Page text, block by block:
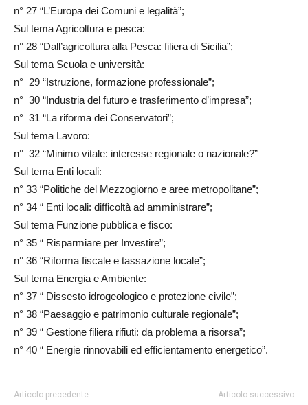
n° 27 “L’Europa dei Comuni e legalità”;
Sul tema Agricoltura e pesca:
n° 28 “Dall’agricoltura alla Pesca: filiera di Sicilia”;
Sul tema Scuola e università:
n° 29 “Istruzione, formazione professionale”;
n° 30 “Industria del futuro e trasferimento d’impresa”;
n° 31 “La riforma dei Conservatori”;
Sul tema Lavoro:
n° 32 “Minimo vitale: interesse regionale o nazionale?”
Sul tema Enti locali:
n° 33 “Politiche del Mezzogiorno e aree metropolitane”;
n° 34 “ Enti locali: difficoltà ad amministrare”;
Sul tema Funzione pubblica e fisco:
n° 35 “ Risparmiare per Investire”;
n° 36 “Riforma fiscale e tassazione locale”;
Sul tema Energia e Ambiente:
n° 37 “ Dissesto idrogeologico e protezione civile”;
n° 38 “Paesaggio e patrimonio culturale regionale”;
n° 39 “ Gestione filiera rifiuti: da problema a risorsa”;
n° 40 “ Energie rinnovabili ed efficientamento energetico”.
Articolo precedente Articolo successivo